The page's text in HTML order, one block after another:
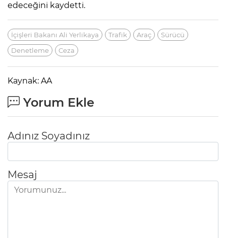
edeceğini kaydetti.
İçişleri Bakanı Ali Yerlikaya Trafik Araç
Sürücü
Denetleme
Ceza
Kaynak: AA
Yorum Ekle
Adınız Soyadınız
Mesaj